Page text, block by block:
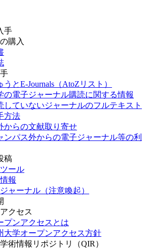
手
購入
うとE-Journals（AtoZリスト）
の電子ジャーナル購読に関する情報
していないジャーナルのフルテキスト
方法
からの文献取り寄せ
ンパス外からの電子ジャーナル等の利
稿
ール
報
ャーナル（注意喚起）
クセス
プンアクセスとは
大学オープンアクセス方針
術情報リポジトリ（QIR）